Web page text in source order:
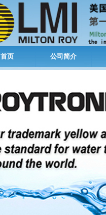
首页 公司简介